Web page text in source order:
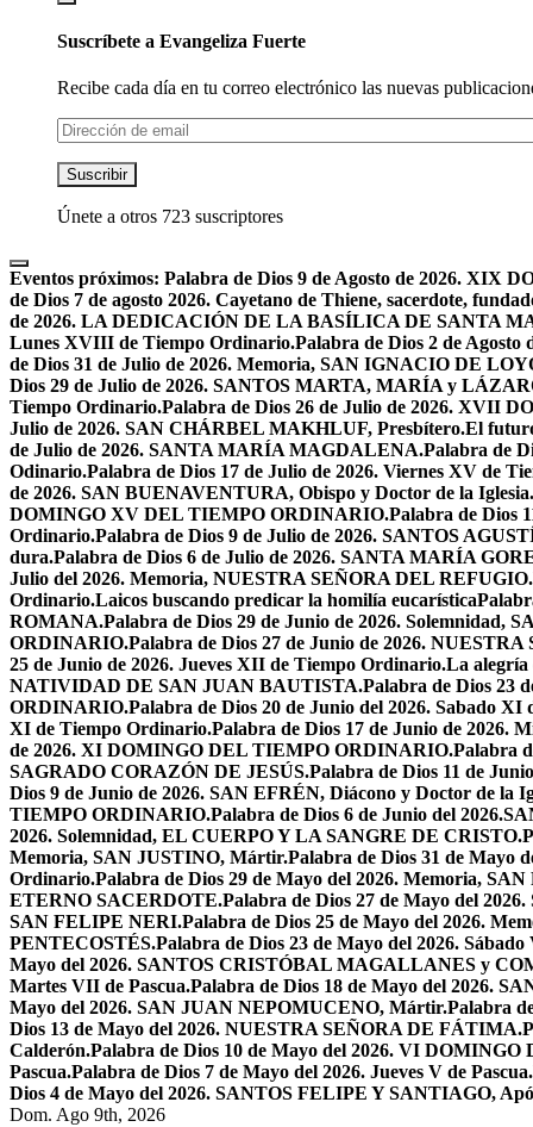
Suscríbete a Evangeliza Fuerte
Recibe cada día en tu correo electrónico las nuevas
Dirección
de
email
Suscribir
Únete a otros 723 suscriptores
Eventos próximos: Palabra de Dios 9 de Agosto de 2026. XIX
de Dios 7 de agosto 2026. Cayetano de Thiene, sacerdote,
de 2026. LA DEDICACIÓN DE LA BASÍLICA DE SANTA
Lunes XVIII de Tiempo Ordinario.Palabra de Dios 2 de
de Dios 31 de Julio de 2026. Memoria, SAN IGNACIO DE
Dios 29 de Julio de 2026. SANTOS MARTA, MARÍA y
Tiempo Ordinario.Palabra de Dios 26 de Julio de 2026. XVII
Julio de 2026. SAN CHÁRBEL MAKHLUF, Presbítero.El
de Julio de 2026. SANTA MARÍA MAGDALENA.Palabra de
Odinario.Palabra de Dios 17 de Julio de 2026. Viernes XV de
de 2026. SAN BUENAVENTURA, Obispo y Doctor de la Iglesia.
DOMINGO XV DEL TIEMPO ORDINARIO.Palabra de Dios
Ordinario.Palabra de Dios 9 de Julio de 2026. SANTOS
dura.Palabra de Dios 6 de Julio de 2026. SANTA MARÍA
Julio del 2026. Memoria, NUESTRA SEÑORA DEL REFUGIO.
Ordinario.Laicos buscando predicar la homilía eucarística
ROMANA.Palabra de Dios 29 de Junio de 2026. Solemnidad,
ORDINARIO.Palabra de Dios 27 de Junio de 2026.
25 de Junio de 2026. Jueves XII de Tiempo Ordinario.La alegría
NATIVIDAD DE SAN JUAN BAUTISTA.Palabra de Dios 23
ORDINARIO.Palabra de Dios 20 de Junio del 2026. Sabado
XI de Tiempo Ordinario.Palabra de Dios 17 de Junio de 2026.
de 2026. XI DOMINGO DEL TIEMPO ORDINARIO.Palabra
SAGRADO CORAZÓN DE JESÚS.Palabra de Dios 11 de
Dios 9 de Junio de 2026. SAN EFRÉN, Diácono y Doctor de la
TIEMPO ORDINARIO.Palabra de Dios 6 de Junio del
2026. Solemnidad, EL CUERPO Y LA SANGRE DE CRISTO.
Memoria, SAN JUSTINO, Mártir.Palabra de Dios 31 de
Ordinario.Palabra de Dios 29 de Mayo del 2026. Memoria,
ETERNO SACERDOTE.Palabra de Dios 27 de Mayo del
SAN FELIPE NERI.Palabra de Dios 25 de Mayo del 2026.
PENTECOSTÉS.Palabra de Dios 23 de Mayo del 2026.
Mayo del 2026. SANTOS CRISTÓBAL MAGALLANES y
Martes VII de Pascua.Palabra de Dios 18 de Mayo del 2026.
Mayo del 2026. SAN JUAN NEPOMUCENO, Mártir.Palabra
Dios 13 de Mayo del 2026. NUESTRA SEÑORA DE FÁTIMA.
Calderón.Palabra de Dios 10 de Mayo del 2026. VI DOMINGO
Pascua.Palabra de Dios 7 de Mayo del 2026. Jueves V de Pascua.
Dios 4 de Mayo del 2026. SANTOS FELIPE Y SANTIAGO,
Dom. Ago 9th, 2026